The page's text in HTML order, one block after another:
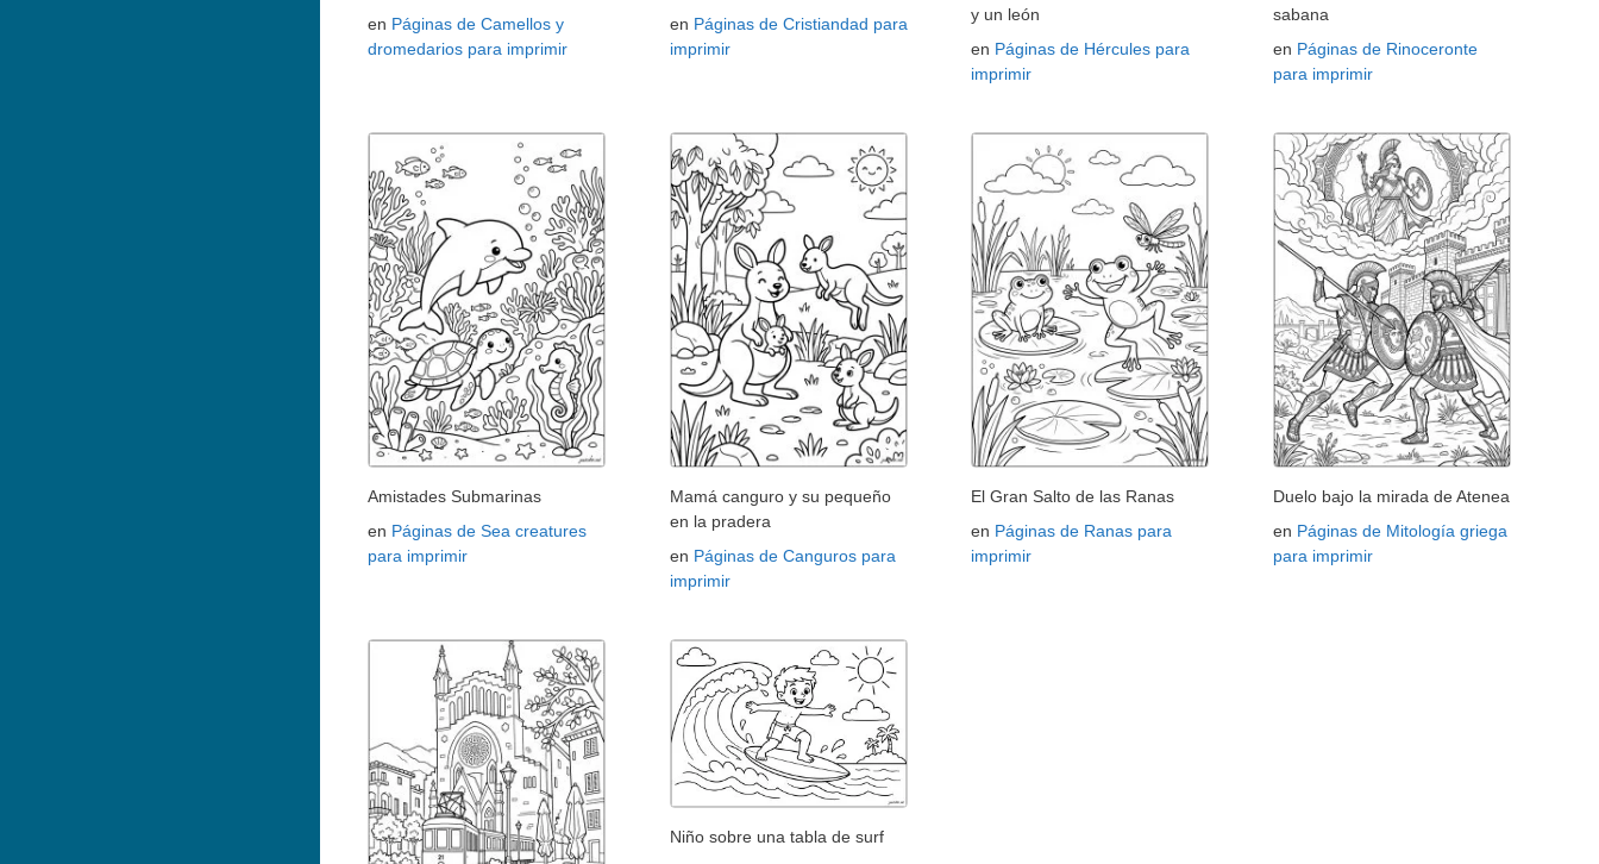
en Páginas de Camellos y
dromedarios para imprimir
en Páginas de Cristiandad para
imprimir
y un león
en Páginas de Hércules para
imprimir
sabana
en Páginas de Rinoceronte
para imprimir
Amistades Submarinas
en Páginas de Sea creatures
para imprimir
Mamá canguro y su pequeño
en la pradera
en Páginas de Canguros para
imprimir
El Gran Salto de las Ranas
en Páginas de Ranas para
imprimir
Duelo bajo la mirada de Atenea
en Páginas de Mitología griega
para imprimir
Niño sobre una tabla de surf